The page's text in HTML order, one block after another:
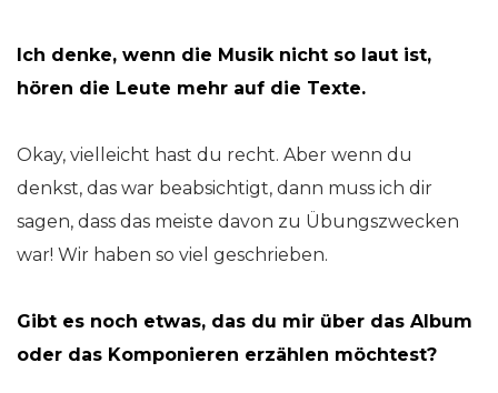
Ich denke, wenn die Musik nicht so laut ist,
hören die Leute mehr auf die Texte.
Okay, vielleicht hast du recht. Aber wenn du
denkst, das war beabsichtigt, dann muss ich dir
sagen, dass das meiste davon zu Übungszwecken
war! Wir haben so viel geschrieben.
Gibt es noch etwas, das du mir über das Album
oder das Komponieren erzählen möchtest?